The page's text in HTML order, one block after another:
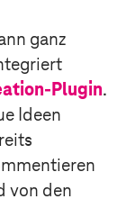
ganz
Plugin.
Ideen
von den